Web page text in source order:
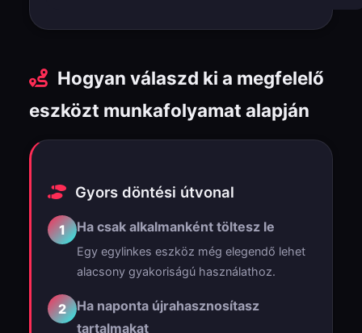
Hogyan válaszd ki a megfelelő
eszközt munkafolyamat alapján
Gyors döntési útvonal
1 Ha csak alkalmanként töltesz le
Egy egylinkes eszköz még elegendő lehet
alacsony gyakoriságú használathoz.
2
Ha naponta újrahasznosítasz
tartalmakat